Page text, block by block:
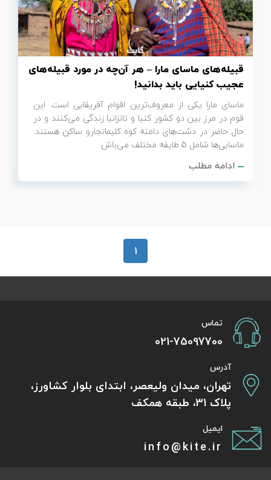
قبیله‌های ماسای مارا – هر آن‌چه در مورد قبیله‌‌های
عجیب کنیایی باید بدانید!
ماسای مارا یکی از معروف‌ترین اقوام آفریقایی است. این
قوم در مرز بین دو کشور کنیا و تانزانیا زندگی می‌کنند و در
حال حاضر در دشت‌های دامنه‌ کوه کلیمانجارو ساکن هستند.
ماسایی‌ها شامل 5 طایفه مختلف می‌باش
ادامه مطلب
1
تماس
021-75097700
آدرس
تهران، میدان ولیعصر، ابتدای بلوار کشاورز،
پلاک 31، طبقه همکف
ایمیل
info@kite.ir
تور سوباتان
تور چابهار
تور مرداب هسل
تور کاشان
تور اصفهان